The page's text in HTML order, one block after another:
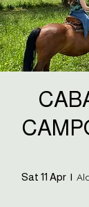
Sat 11 Apr
  |